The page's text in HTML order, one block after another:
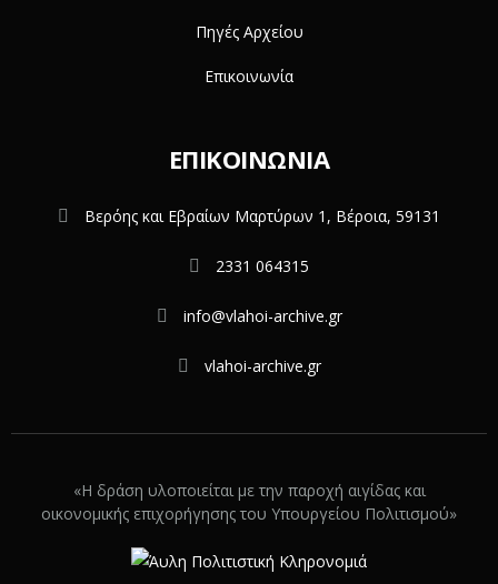
Πηγές Αρχείου
Επικοινωνία
ΕΠΙΚΟΙΝΩΝΊΑ
Βερόης και Εβραίων Μαρτύρων 1, Βέροια, 59131
2331 064315
info@vlahoi-archive.gr
vlahoi-archive.gr
«Η δράση υλοποιείται με την παροχή αιγίδας και
οικονομικής επιχορήγησης του Υπουργείου Πολιτισμού»